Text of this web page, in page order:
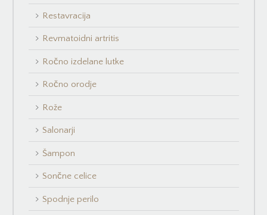
Restavracija
Revmatoidni artritis
Ročno izdelane lutke
Ročno orodje
Rože
Salonarji
Šampon
Sončne celice
Spodnje perilo